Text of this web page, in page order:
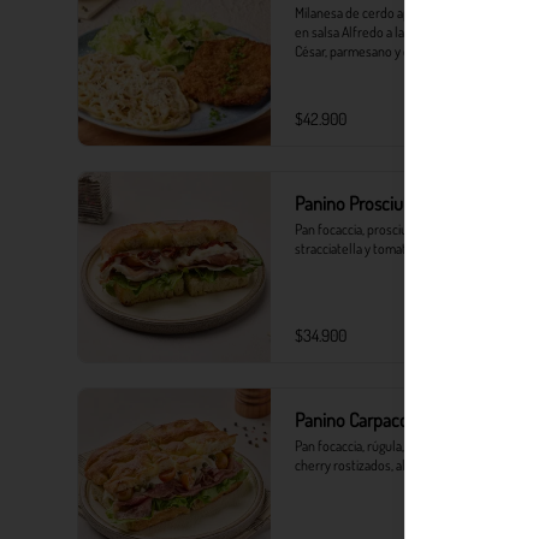
Milanesa de cerdo apanada con spaghetti
en salsa Alfredo a la pimienta, ensalada
César, parmesano y crutones.
$42.900
Panino Prosciutto
Pan focaccia, prosciutto, rúgula,
stracciatella y tomates secos
$34.900
Panino Carpaccio y trufa
Pan focaccia, rúgula, stracciatella, tomates
cherry rostizados, alcaparras y trufa